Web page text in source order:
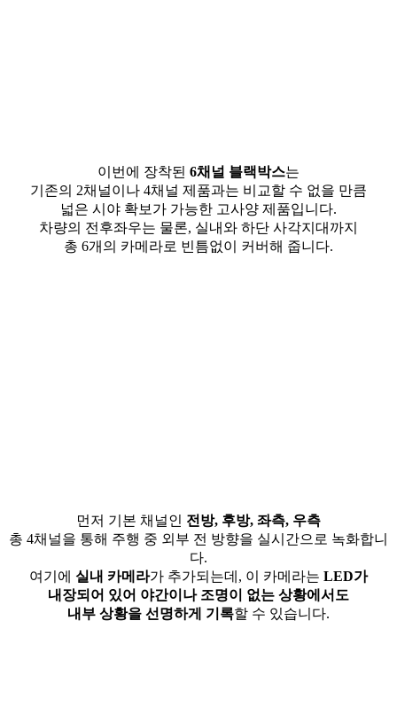
이번에 장착된 6채널 블랙박스는
기존의 2채널이나 4채널 제품과는 비교할 수 없을 만큼
넓은 시야 확보가 가능한 고사양 제품입니다.
차량의 전후좌우는 물론, 실내와 하단 사각지대까지
총 6개의 카메라로 빈틈없이 커버해 줍니다.
먼저 기본 채널인 전방, 후방, 좌측, 우측
총 4채널을 통해 주행 중 외부 전 방향을 실시간으로 녹화합니
다.
여기에 실내 카메라가 추가되는데, 이 카메라는 LED가
내장되어 있어 야간이나 조명이 없는 상황에서도
내부 상황을 선명하게 기록할 수 있습니다.